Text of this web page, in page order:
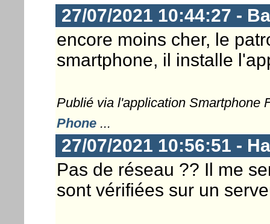
27/07/2021 10:44:27 -
encore moins cher, le
smartphone, il installe
Publié via l'application Smartphone
Phone...
27/07/2021 10:56:51 -
Pas de réseau ?? Il me
sont vérifiées sur un